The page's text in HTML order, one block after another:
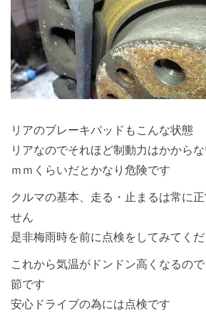
リアのブレーキパッドもこんな状態
リアなのでそれほど制動力はかから
ｍｍくらいだとかなり危険です
クルマの基本、走る・止まるは常に
せん
是非梅雨時を前に点検をしてみてく
これから気温がドンドン高くなるの
節です
安心ドライブの為には点検です